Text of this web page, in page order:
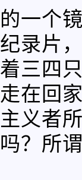
一个
录片
三四
在回
义者
？所